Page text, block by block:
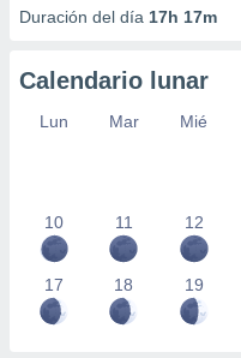
Duración del día 17h 17m
Calendario lunar
Lun Mar Mié
10 11 12
17 18 19